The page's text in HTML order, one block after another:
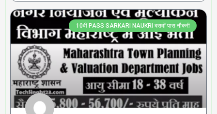
10वीं PASS SARKARI NAUKRI दसवीं पास नौकरी